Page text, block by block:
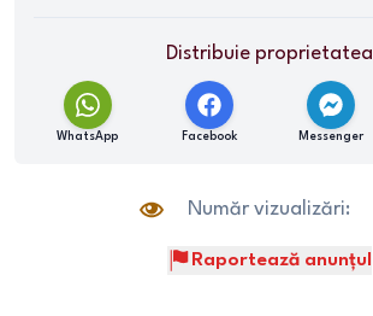
Distribuie proprietatea
WhatsApp Facebook Messenger
Număr vizualizări:
Raportează anunțul